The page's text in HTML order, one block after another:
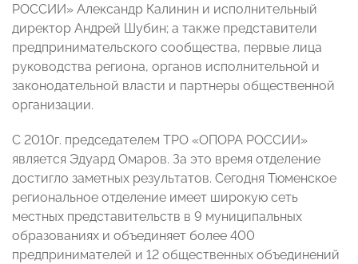
РОССИИ» Александр Калинин и исполнительный
директор Андрей Шубин; а также представители
предпринимательского сообщества, первые лица
руководства региона, органов исполнительной и
законодательной власти и партнеры общественной
организации.
С 2010г. председателем ТРО «ОПОРА РОССИИ»
является Эдуард Омаров. За это время отделение
достигло заметных результатов. Сегодня Тюменское
региональное отделение имеет широкую сеть
местных представительств в 9 муниципальных
образованиях и объединяет более 400
предпринимателей и 12 общественных объединений